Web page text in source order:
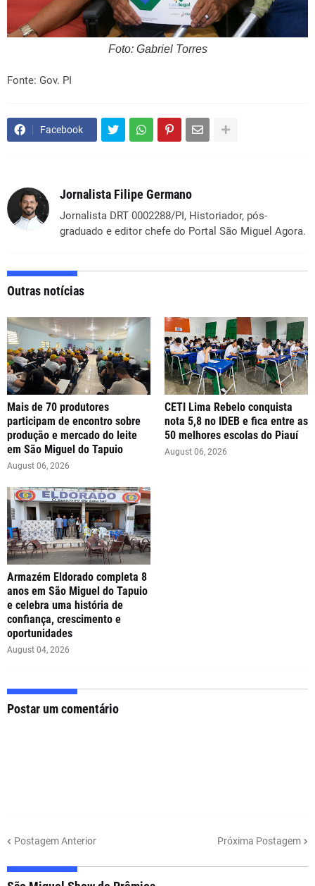
Foto: Gabriel Torres
Fonte: Gov. PI
Facebook
Jornalista Filipe Germano
Jornalista DRT 0002288/PI, Historiador, pós-
graduado e editor chefe do Portal São Miguel Agora.
Outras notícias
Mais de 70 produtores
participam de encontro sobre
produção e mercado do leite
em São Miguel do Tapuio
August 06, 2026
CETI Lima Rebelo conquista
nota 5,8 no IDEB e fica entre as
50 melhores escolas do Piauí
August 06, 2026
Armazém Eldorado completa 8
anos em São Miguel do Tapuio
e celebra uma história de
confiança, crescimento e
oportunidades
August 04, 2026
Postar um comentário
Postagem Anterior Próxima Postagem